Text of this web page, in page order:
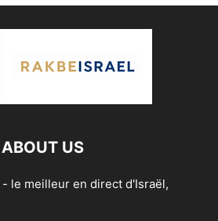
ABOUT US
le meilleur en direct d'Israël,